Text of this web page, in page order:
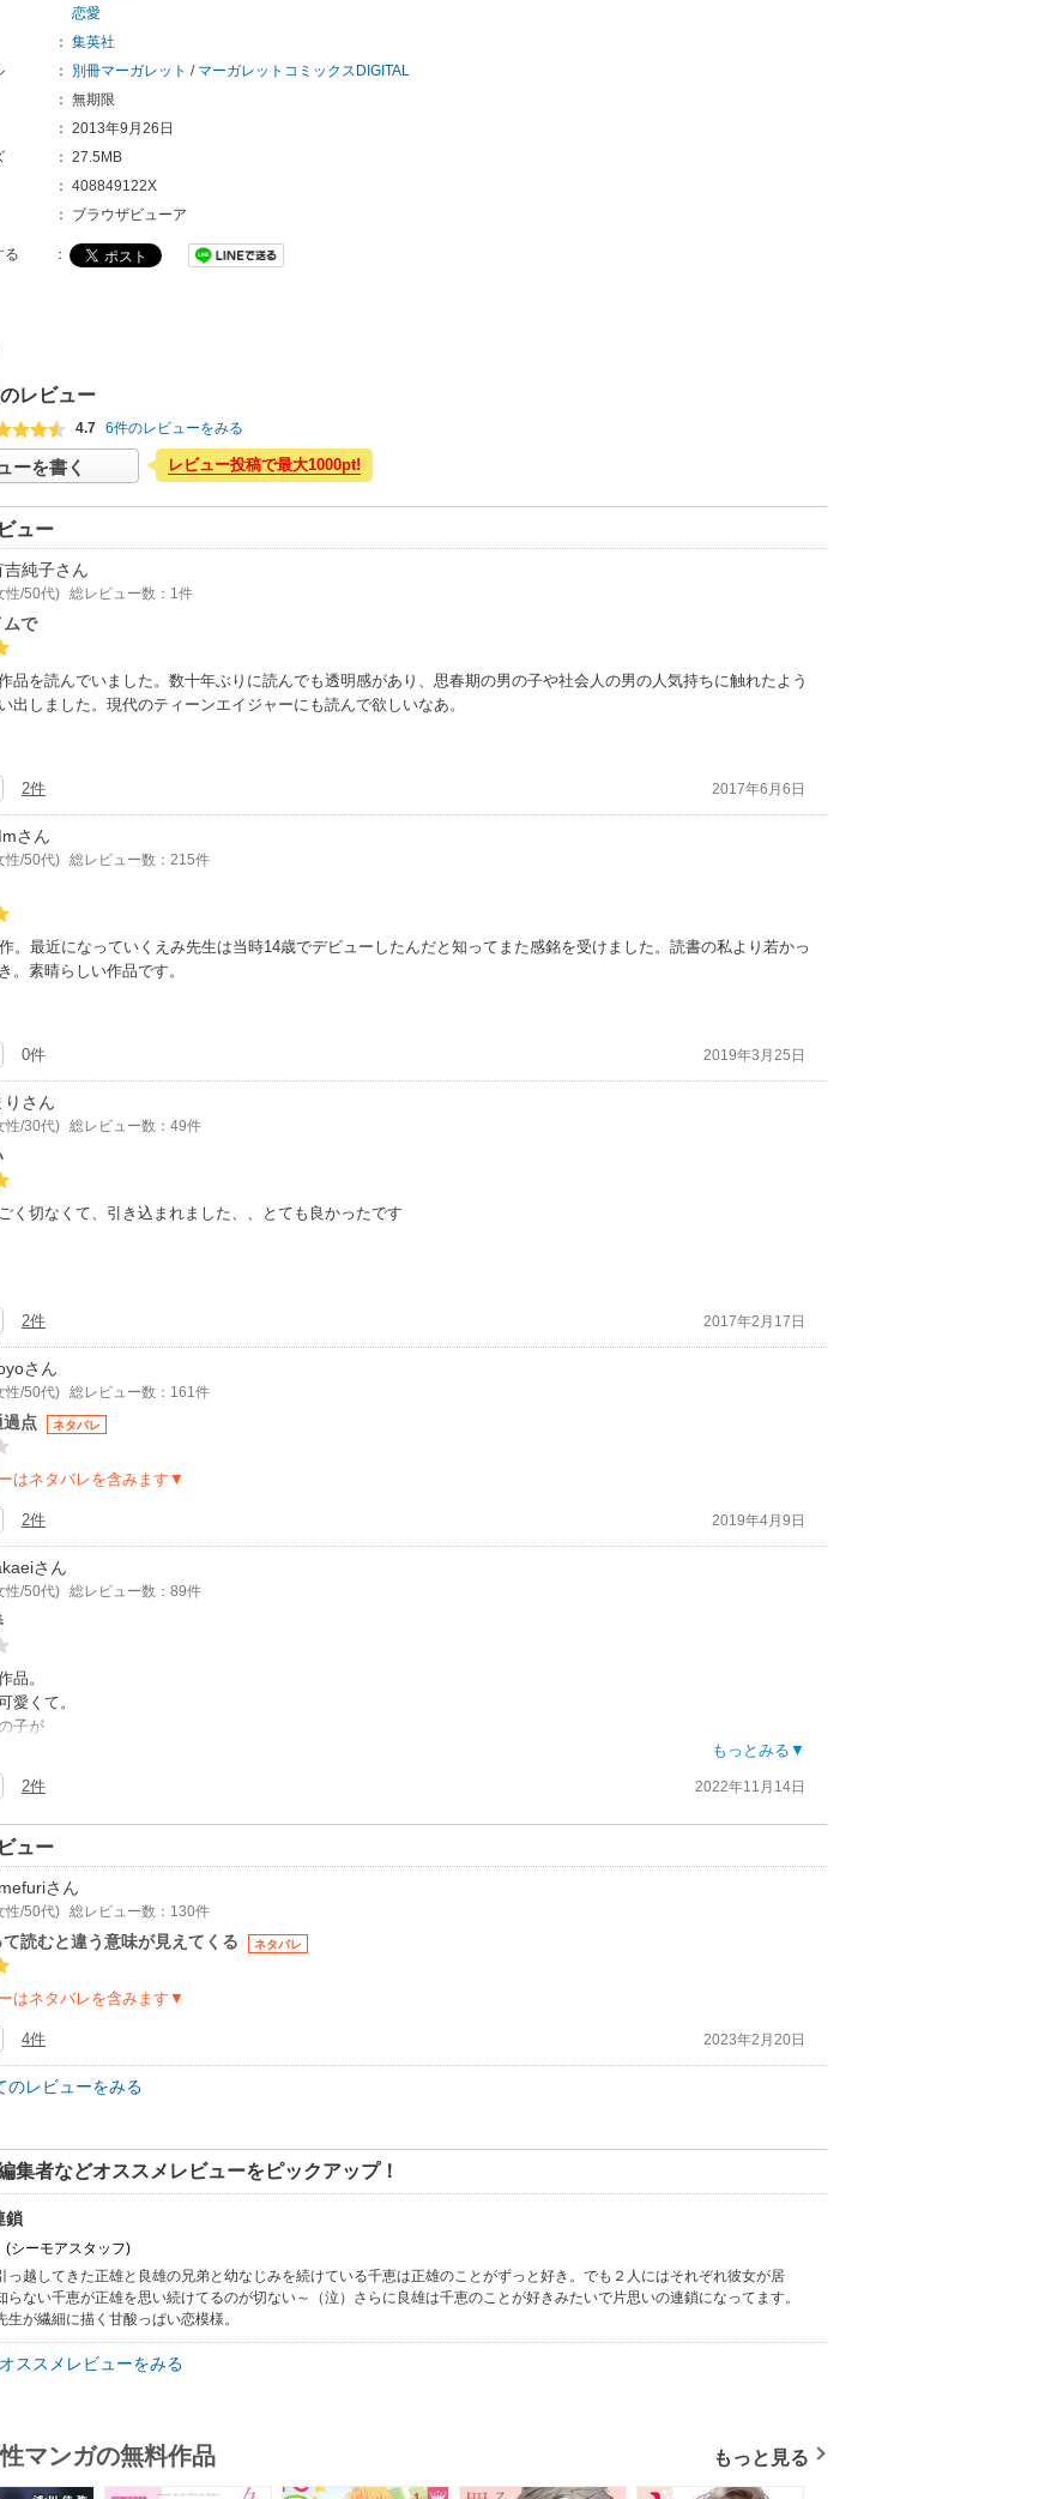
恋愛
： 集英社
： 別冊マーガレット / マーガレットコミックスDIGITAL
： 無期限
： 2013年9月26日
： 27.5MB
： 408849122X
： ブラウザビューア
る ：
レビュー
4.7 6件のレビューをみる
ーを書く レビュー投稿で最大1000pt!
ュー
吉純子さん
性/50代) 総レビュー数：1件
ムで
品を読んでいました。数十年ぶりに読んでも透明感があり、思春期の男の子や社会人の男の人気持ちに触れたよう
出しました。現代のティーンエイジャーにも読んで欲しいなあ。
2件 2017年6月6日
さん
性/50代) 総レビュー数：215件
。最近になっていくえみ先生は当時14歳でデビューしたんだと知ってまた感銘を受けました。読書の私より若かっ
。素晴らしい作品です。
0件 2019年3月25日
り さん
性/30代) 総レビュー数：49件
く切なくて、引き込まれました、、とても良かったです
2件 2017年2月17日
さん
性/50代) 総レビュー数：161件
過点 ネタバレ
はネタバレを含みます▼
2件 2019年4月9日
さん
性/50代) 総レビュー数：89件
品。
愛くて。
子が
ね。
く切ない。
て。
もっとみる▼
2件 2022年11月14日
ュー
さん
性/50代) 総レビュー数：130件
読むと違う意味が見えてくる ネタバレ
はネタバレを含みます▼
4件 2023年2月20日
のレビューをみる
集者などオススメレビューをピックアップ！
鎖
(シーモアスタッフ)
っ越してきた正雄と良雄の兄弟と幼なじみを続けている千恵は正雄のことがずっと好き。でも２人にはそれぞれ彼女が居
ない千恵が正雄を思い続けてるのが切ない～（泣）さらに良雄は千恵のことが好きみたいで片思いの連鎖になってます。
生が繊細に描く甘酸っぱい恋模様。
ススメレビューをみる
マンガの無料作品 もっと見る